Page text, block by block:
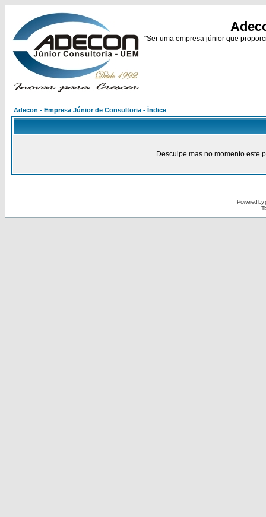
"Ser uma empresa júnior que
Adecon - Empresa Júnior de Consultoria - Índice
Desculpe mas no momento este
Powered by